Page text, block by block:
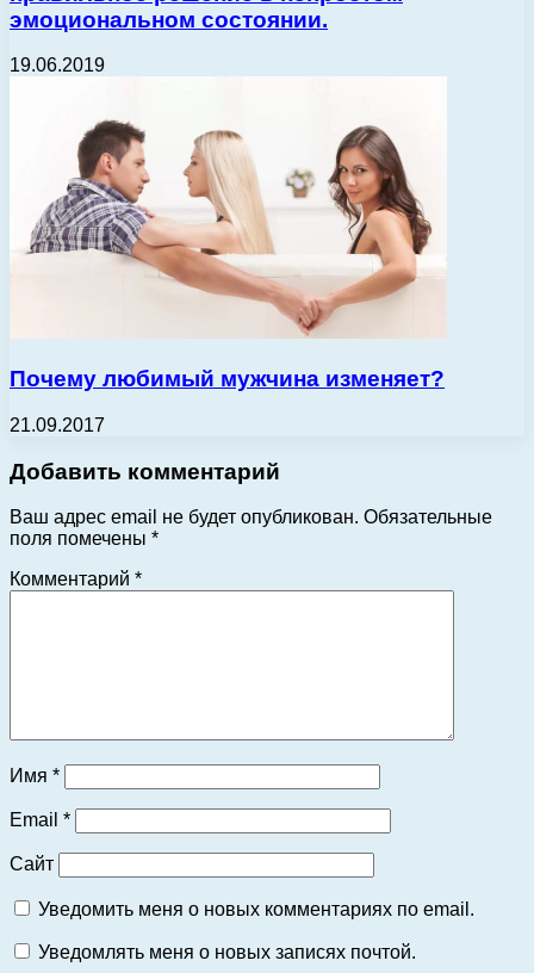
эмоциональном состоянии.
19.06.2019
Почему любимый мужчина изменяет?
21.09.2017
Добавить комментарий
Ваш адрес email не будет опубликован. Обязательные
поля помечены *
Комментарий *
Имя *
Email *
Сайт
Уведомить меня о новых комментариях по email.
Уведомлять меня о новых записях почтой.